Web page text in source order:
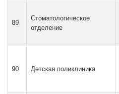
89
Стоматологическое
отделение
90 Детская поликлиника